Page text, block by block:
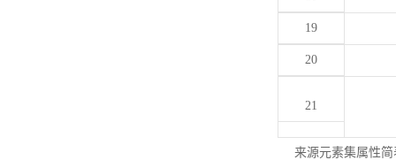
19
20
21
来源元素集属性简